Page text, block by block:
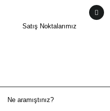
Satış Noktalarımız